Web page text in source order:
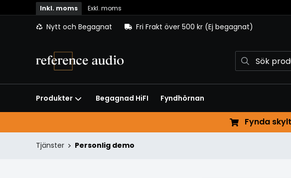
Inkl. moms Exkl. moms
Nytt och Begagnat Fri Frakt över 500 kr (Ej begagnat)
Produkter Begagnad HiFI Fyndhörnan
Fynda
Tjänster Personlig demo